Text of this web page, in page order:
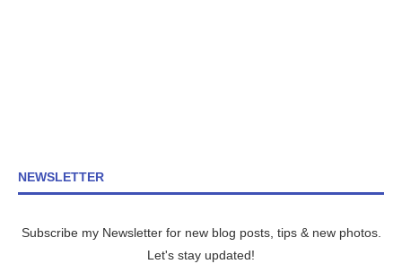
NEWSLETTER
Subscribe my Newsletter for new blog posts, tips & new photos.
Let's stay updated!